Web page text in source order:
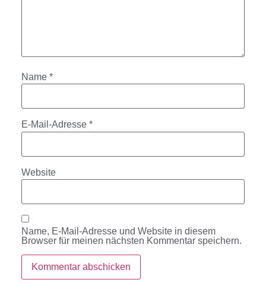
Name *
E-Mail-Adresse *
Website
Name, E-Mail-Adresse und Website in diesem
Browser für meinen nächsten Kommentar speichern.